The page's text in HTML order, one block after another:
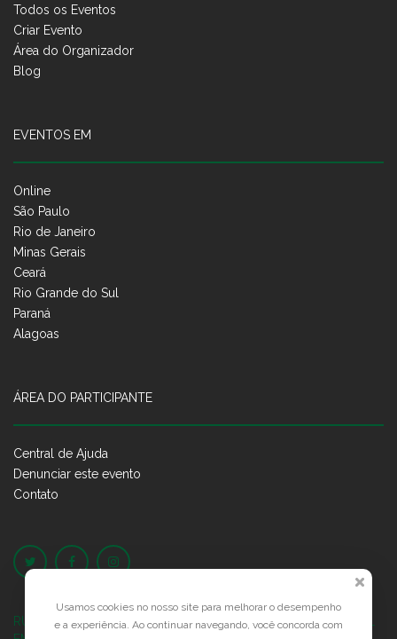
Todos os Eventos
Criar Evento
Área do Organizador
Blog
EVENTOS EM
Online
São Paulo
Rio de Janeiro
Minas Gerais
Ceará
Rio Grande do Sul
Paraná
Alagoas
ÁREA DO PARTICIPANTE
Central de Ajuda
Denunciar este evento
Contato
RUA JOSÉ PONTES DE MAGALHÃES, 70JATIÚCA, MACEIÓ - AL
Usamos cookies no nosso site para melhorar o desempenho
e a experiência. Ao continuar navegando, você concorda com